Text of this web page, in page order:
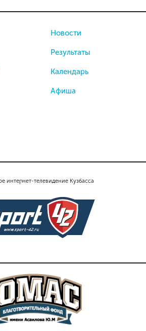
интернет-телевидение Кузбасса
Новости
Результаты
Календарь
Афиша